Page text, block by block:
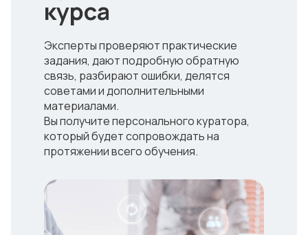
курса
Эксперты проверяют практические
задания, дают подробную обратную
связь, разбирают ошибки, делятся
советами и дополнительными
материалами.
Вы получите персонального куратора,
который будет сопровождать на
протяжении всего обучения.